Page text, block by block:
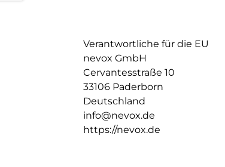
Verantwortliche für die EU
nevox GmbH
Cervantesstraße 10
33106 Paderborn
Deutschland
info@nevox.de
https://nevox.de